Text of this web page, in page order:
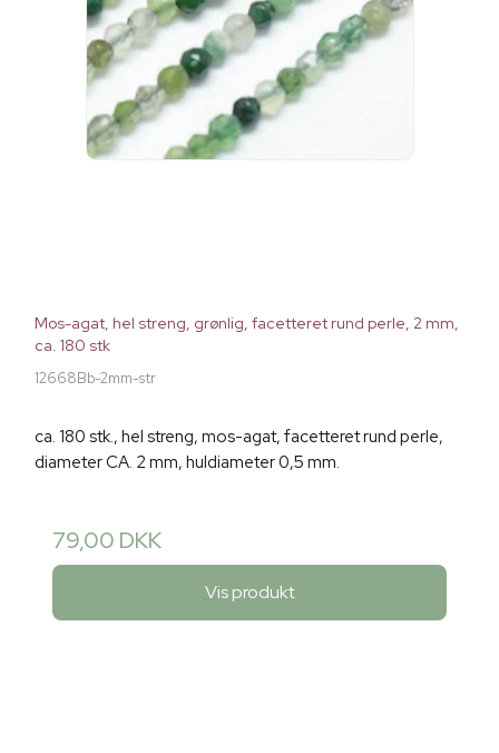
Mos-agat, hel streng, grønlig, facetteret rund perle, 2 mm,
ca. 180 stk
12668Bb-2mm-str
ca. 180 stk., hel streng, mos-agat, facetteret rund perle,
diameter CA. 2 mm, huldiameter 0,5 mm.
79,00 DKK
Vis produkt